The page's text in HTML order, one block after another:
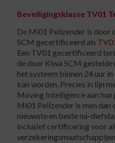
Beveiligingsklasse TV01
De Mi01 Peilzender is
SCM gecertificeerd als
Een TV01 gecertificeerd
de door Kiwa SCM
het systeem binnen 24 uur
kan worden. Precies in lijn
Moving Intelligence aan
Mi01 Peilzender is men dan
nieuwste en beste na-
inclusief certificering voor